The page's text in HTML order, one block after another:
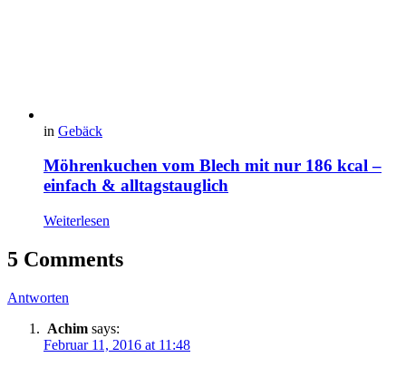
in Gebäck
Möhrenkuchen vom Blech mit nur 186 kcal –
einfach & alltagstauglich
Weiterlesen
5 Comments
Antworten
Achim says:
Februar 11, 2016 at 11:48